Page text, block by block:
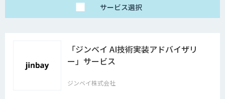
サービス選択
「ジンベイ AI技術実装アドバイザリ
ー」サービス
ジンベイ株式会社